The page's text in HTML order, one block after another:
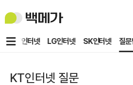
백
메
KT인터넷 LG인터넷 SK인터넷 질
메
KT인터넷 질문